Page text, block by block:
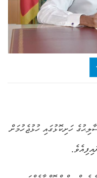
ހަށިކޮޅުގައި ހުޅުޖެހުމަށް